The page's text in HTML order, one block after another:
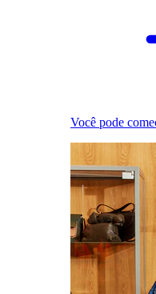
Você pode